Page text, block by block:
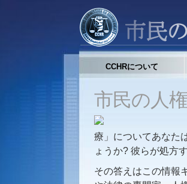
CCHRについて
市民の人
療」についてあなた
ょうか? 彼らが処方
その答えはこの情報